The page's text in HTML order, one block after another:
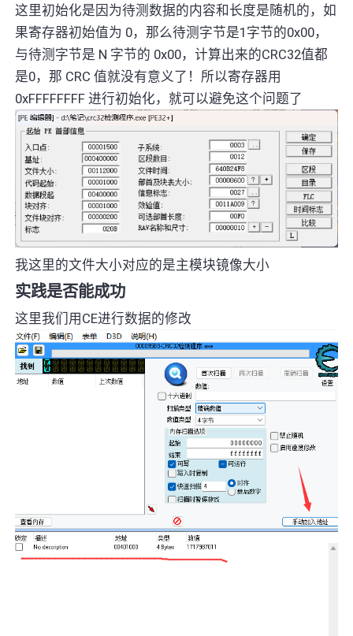
这里初始化是因为待测数据的内容和长度是随机的，如
果寄存器初始值为 0，那么待测字节是1字节的0x00，
与待测字节是 N 字节的 0x00，计算出来的CRC32值都
是0，那 CRC 值就没有意义了！所以寄存器用
0xFFFFFFFF 进行初始化，就可以避免这个问题了
我这里的文件大小对应的是主模块镜像大小
实践是否能成功
这里我们用CE进行数据的修改